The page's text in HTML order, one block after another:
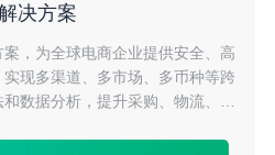
决方案
，为全球电商企业提供安全、高
现多渠道、多市场、多币种等跨
数据分析，提升采购、物流、支